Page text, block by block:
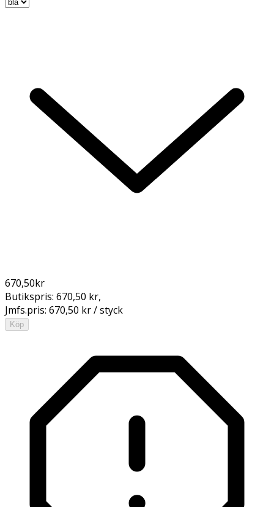
670,50kr
Butikspris: 670,50 kr,
Jmfs.pris: 670,50 kr / styck
Köp